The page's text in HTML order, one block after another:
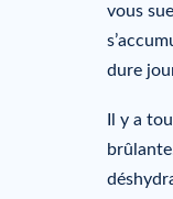
vous
dure
Il y a